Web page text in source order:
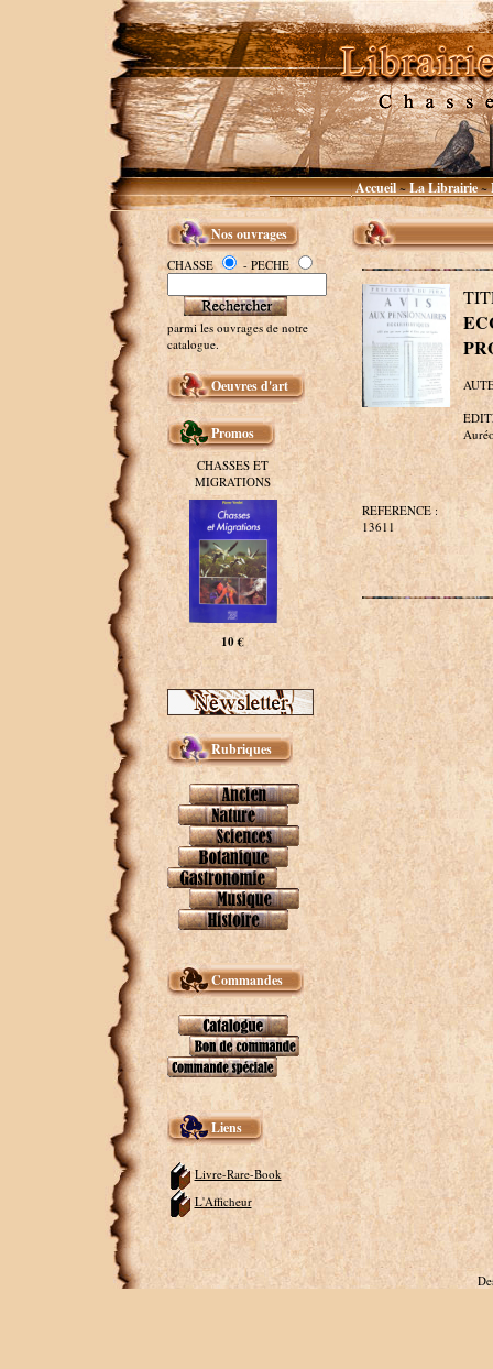
Accueil~La Librairie~
Nos ouvrages
CHASSE - PECHE
parmi les ouvrages de notre
catalogue.
Oeuvres d'art
Promos
CHASSES ET
MIGRATIONS
10 €
Rubriques
Commandes
Liens
Livre-Rare-Book
L'Afficheur
REFERENCE :
13611